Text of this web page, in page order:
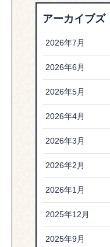
アーカイブズ
2026年7月
2026年6月
2026年5月
2026年4月
2026年3月
2026年2月
2026年1月
2025年12月
2025年9月